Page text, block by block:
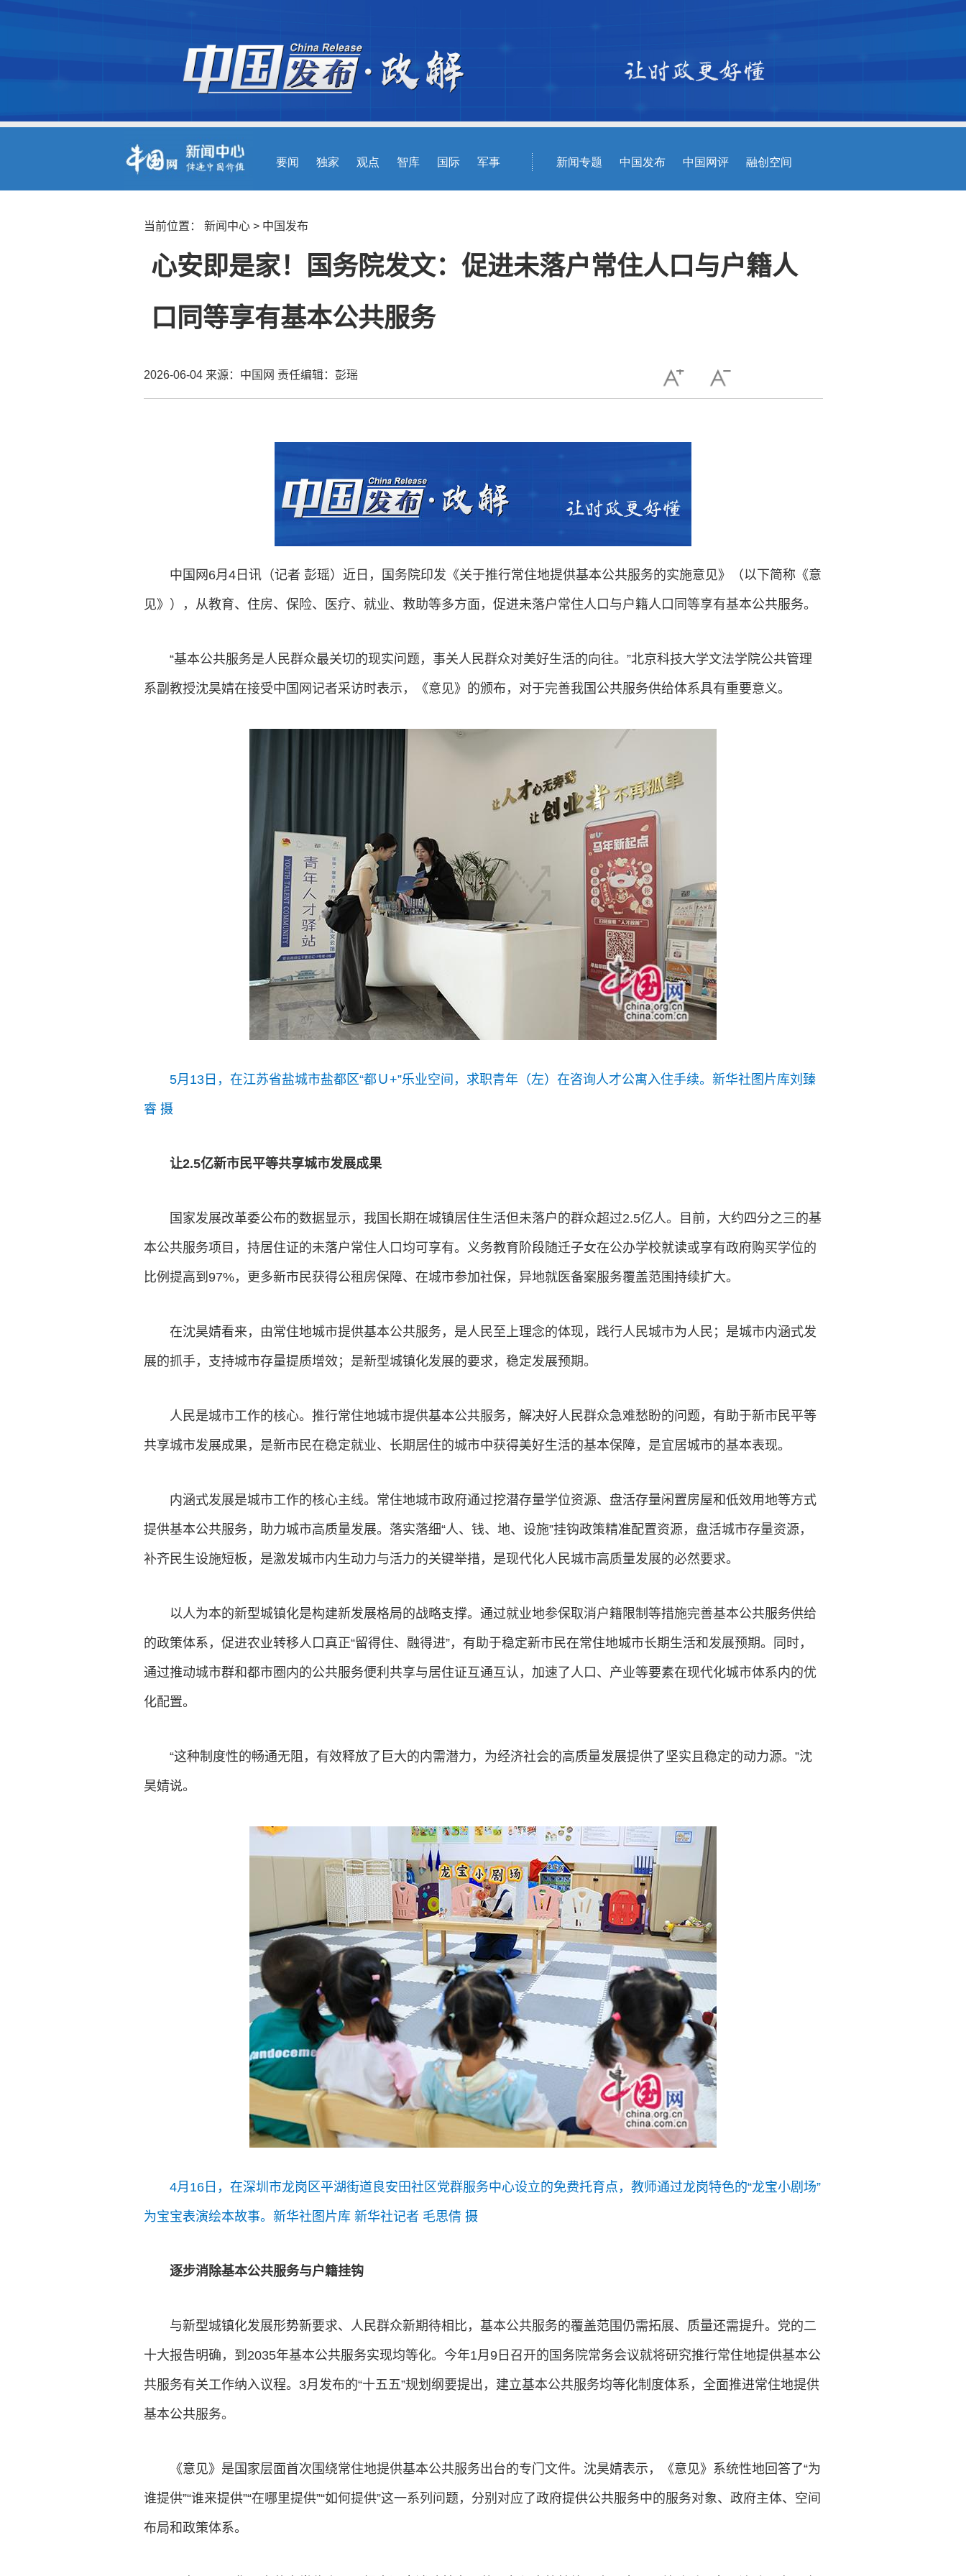
当前位置： 新闻中心> 中国发布
心安即是家！国务院发文：促进未落户常住人口与户籍人
口同等享有基本公共服务
2026-06-04 来源：中国网 责任编辑：彭瑶
中国网6月4日讯（记者 彭瑶）近日，国务院印发《关于推行常住地提供基本公共服务的实施意见》（以下简称《意
见》），从教育、住房、保险、医疗、就业、救助等多方面，促进未落户常住人口与户籍人口同等享有基本公共服务。
“基本公共服务是人民群众最关切的现实问题，事关人民群众对美好生活的向往。”北京科技大学文法学院公共管理
系副教授沈昊婧在接受中国网记者采访时表示，《意见》的颁布，对于完善我国公共服务供给体系具有重要意义。
5月13日，在江苏省盐城市盐都区“都Ｕ+”乐业空间，求职青年（左）在咨询人才公寓入住手续。新华社图片库刘臻
睿 摄
让2.5亿新市民平等共享城市发展成果
国家发展改革委公布的数据显示，我国长期在城镇居住生活但未落户的群众超过2.5亿人。目前，大约四分之三的基
本公共服务项目，持居住证的未落户常住人口均可享有。义务教育阶段随迁子女在公办学校就读或享有政府购买学位的
比例提高到97%，更多新市民获得公租房保障、在城市参加社保，异地就医备案服务覆盖范围持续扩大。
在沈昊婧看来，由常住地城市提供基本公共服务，是人民至上理念的体现，践行人民城市为人民；是城市内涵式发
展的抓手，支持城市存量提质增效；是新型城镇化发展的要求，稳定发展预期。
人民是城市工作的核心。推行常住地城市提供基本公共服务，解决好人民群众急难愁盼的问题，有助于新市民平等
共享城市发展成果，是新市民在稳定就业、长期居住的城市中获得美好生活的基本保障，是宜居城市的基本表现。
内涵式发展是城市工作的核心主线。常住地城市政府通过挖潜存量学位资源、盘活存量闲置房屋和低效用地等方式
提供基本公共服务，助力城市高质量发展。落实落细“人、钱、地、设施”挂钩政策精准配置资源，盘活城市存量资源，
补齐民生设施短板，是激发城市内生动力与活力的关键举措，是现代化人民城市高质量发展的必然要求。
以人为本的新型城镇化是构建新发展格局的战略支撑。通过就业地参保取消户籍限制等措施完善基本公共服务供给
的政策体系，促进农业转移人口真正“留得住、融得进”，有助于稳定新市民在常住地城市长期生活和发展预期。同时，
通过推动城市群和都市圈内的公共服务便利共享与居住证互通互认，加速了人口、产业等要素在现代化城市体系内的优
化配置。
“这种制度性的畅通无阻，有效释放了巨大的内需潜力，为经济社会的高质量发展提供了坚实且稳定的动力源。”沈
昊婧说。
4月16日，在深圳市龙岗区平湖街道良安田社区党群服务中心设立的免费托育点，教师通过龙岗特色的“龙宝小剧场”
为宝宝表演绘本故事。新华社图片库 新华社记者 毛思倩 摄
逐步消除基本公共服务与户籍挂钩
与新型城镇化发展形势新要求、人民群众新期待相比，基本公共服务的覆盖范围仍需拓展、质量还需提升。党的二
十大报告明确，到2035年基本公共服务实现均等化。今年1月9日召开的国务院常务会议就将研究推行常住地提供基本公
共服务有关工作纳入议程。3月发布的“十五五”规划纲要提出，建立基本公共服务均等化制度体系，全面推进常住地提供
基本公共服务。
《意见》是国家层面首次围绕常住地提供基本公共服务出台的专门文件。沈昊婧表示，《意见》系统性地回答了“为
谁提供”“谁来提供”“在哪里提供”“如何提供”这一系列问题，分别对应了政府提供公共服务中的服务对象、政府主体、空间
布局和政策体系。